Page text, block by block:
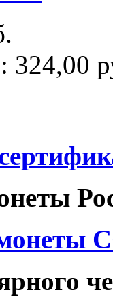
324,00